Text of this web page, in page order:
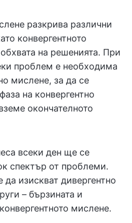
разкрива различни
конвергентното
на решенията. При
проблем е необходима
мислене, за да се
на конвергентно
окончателното
всеки ден ще се
спектър от проблеми.
изискват дивергентно
– бързината и
мислене.